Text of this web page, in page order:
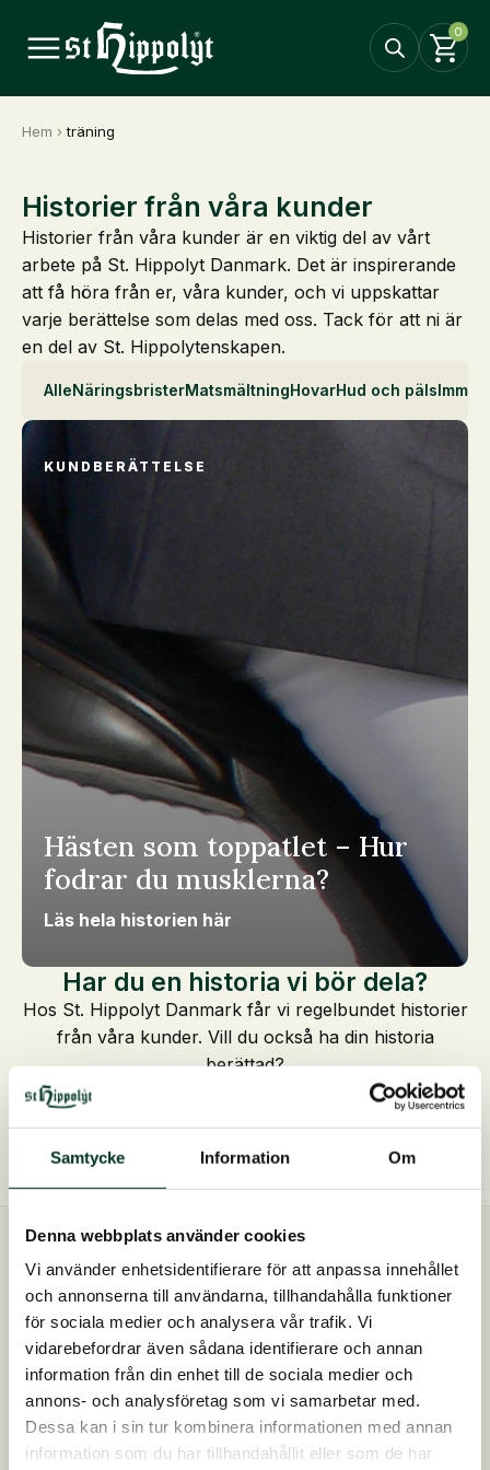
Samtycke Information Om
Denna webbplats använder cookies
Vi använder enhetsidentifierare för att anpassa innehållet
och annonserna till användarna, tillhandahålla funktioner
för sociala medier och analysera vår trafik. Vi
vidarebefordrar även sådana identifierare och annan
information från din enhet till de sociala medier och
annons- och analysföretag som vi samarbetar med.
Dessa kan i sin tur kombinera informationen med annan
information som du har tillhandahållit eller som de har
0
Hem › träning
Historier från våra kunder
Historier från våra kunder är en viktig del av vårt
arbete på St. Hippolyt Danmark. Det är inspirerande
att få höra från er, våra kunder, och vi uppskattar
varje berättelse som delas med oss. Tack för att ni är
en del av St. Hippolytenskapen.
AlleNäringsbristerMatsmältningHovarHud och päls
KUNDBERÄTTELSE
Hästen som toppatlet – Hur
fodrar du musklerna?
Läs hela historien här
Har du en historia vi bör dela?
Hos St. Hippolyt Danmark får vi regelbundet historier
från våra kunder. Vill du också ha din historia
berättad?
Snabb leverans
Kostnadsfri foderrådgivning
Kontakta oss på 0413 486 100
Snabb, enkel och säker betalning